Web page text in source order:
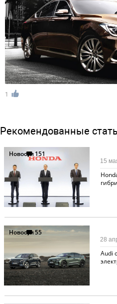
1
Рекомендованные
Новости151
15
Новости55
Audi
28